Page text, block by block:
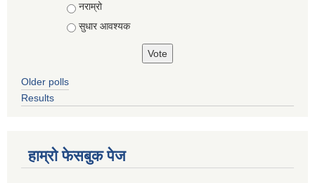
नराम्रो
सुधार आवश्यक
Older polls
Results
हाम्रो फेसबुक पेज